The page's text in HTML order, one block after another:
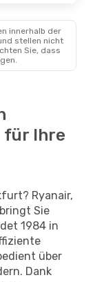
innerhalb der
stellen nicht
Sie, dass
für Ihre
Ryanair,
Sie
1984 in
über
Dank